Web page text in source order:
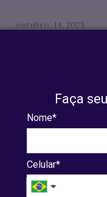
Faça
Nome*
Celular*
outubro. 14, 2025
completa para as
do VIII Devir
8